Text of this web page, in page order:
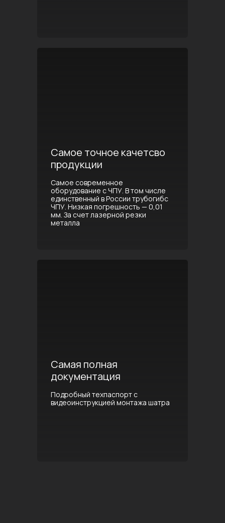
Самое точное качетсво
продукции
Самое современное
оборудование с ЧПУ. В том числе
единственный в России трубогибс
ЧПУ. Низкая погрешность — 0,01
мм. За счет лазерной резки
металла
Самая полная
документация
Подробный техпаспорт с
видеоинструкцией монтажа шатра